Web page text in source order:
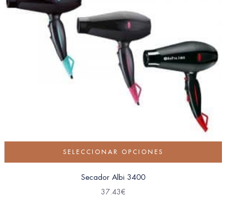
SELECCIONAR OPCIONES
Secador Albi 3400
37.43€